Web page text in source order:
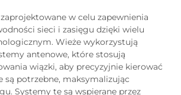
w celu zapewnienia
sieci i zasięgu dzięki wielu
Wieże wykorzystują
antenowe, które stosują
wiązki, aby precyzyjnie kierować
są potrzebne, maksymalizując
Systemy te są wspierane przez